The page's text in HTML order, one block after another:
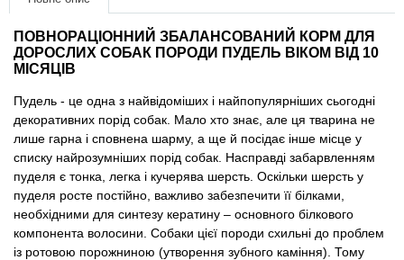
ПОВНОРАЦІОННИЙ ЗБАЛАНСОВАНИЙ КОРМ ДЛЯ
ДОРОСЛИХ СОБАК ПОРОДИ ПУДЕЛЬ ВІКОМ ВІД 10
МІСЯЦІВ
Пудель - це одна з найвідоміших і найпопулярніших сьогодні
декоративних порід собак. Мало хто знає, але ця тварина не
лише гарна і сповнена шарму, а ще й посідає інше місце у
списку найрозумніших порід собак. Насправді забарвленням
пуделя є тонка, легка і кучерява шерсть. Оскільки шерсть у
пуделя росте постійно, важливо забезпечити її білками,
необхідними для синтезу кератину – основного білкового
компонента волосини. Собаки цієї породи схильні до проблем
із ротовою порожниною (утворення зубного каміння). Тому
Товари для голубів
Товари для гризунів
Товари для коней
Товари для людей
Хозряд - господарчі товари оптом
Популярні зоотоварі